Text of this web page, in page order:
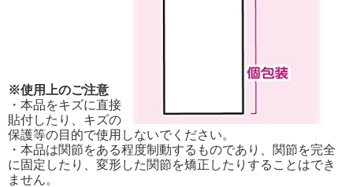
※使用上のご注意
・本品をキズに直接
貼付したり、キズの
保護等の目的で使用しないでください。
・本品は関節をある程度制動するものであり、関節を完全
に固定したり、変形した関節を矯正したりすることはでき
ません。